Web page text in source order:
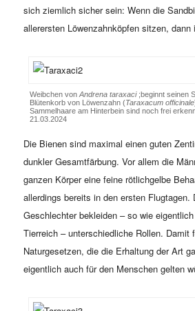
sich ziemlich sicher sein: Wenn die
allerersten Löwenzahnköpfen sitzen,
Weibchen vonAndrena taraxaci ;beginnt seinen
Blütenkorb von Löwenzahn (Taraxacum officinale
Sammelhaare am Hinterbein sind noch frei
21.03.2024
Die Bienen sind maximal einen guten
dunkler Gesamtfärbung. Vor allem die
ganzen Körper eine feine rötlichgelbe
allerdings bereits in den ersten Flugtagen.
Geschlechter bekleiden – so wie
Tierreich – unterschiedliche Rollen. Damit
Naturgesetzen, die die Erhaltung der Art
eigentlich auch für den Menschen gelten